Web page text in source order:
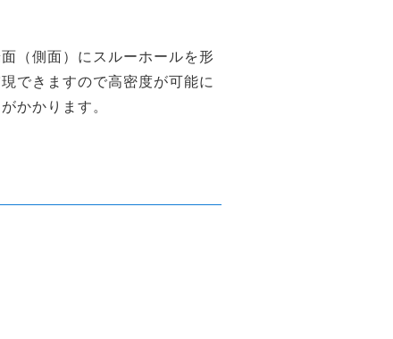
（側面）にスルーホールを形
できますので高密度が可能に
かかります。